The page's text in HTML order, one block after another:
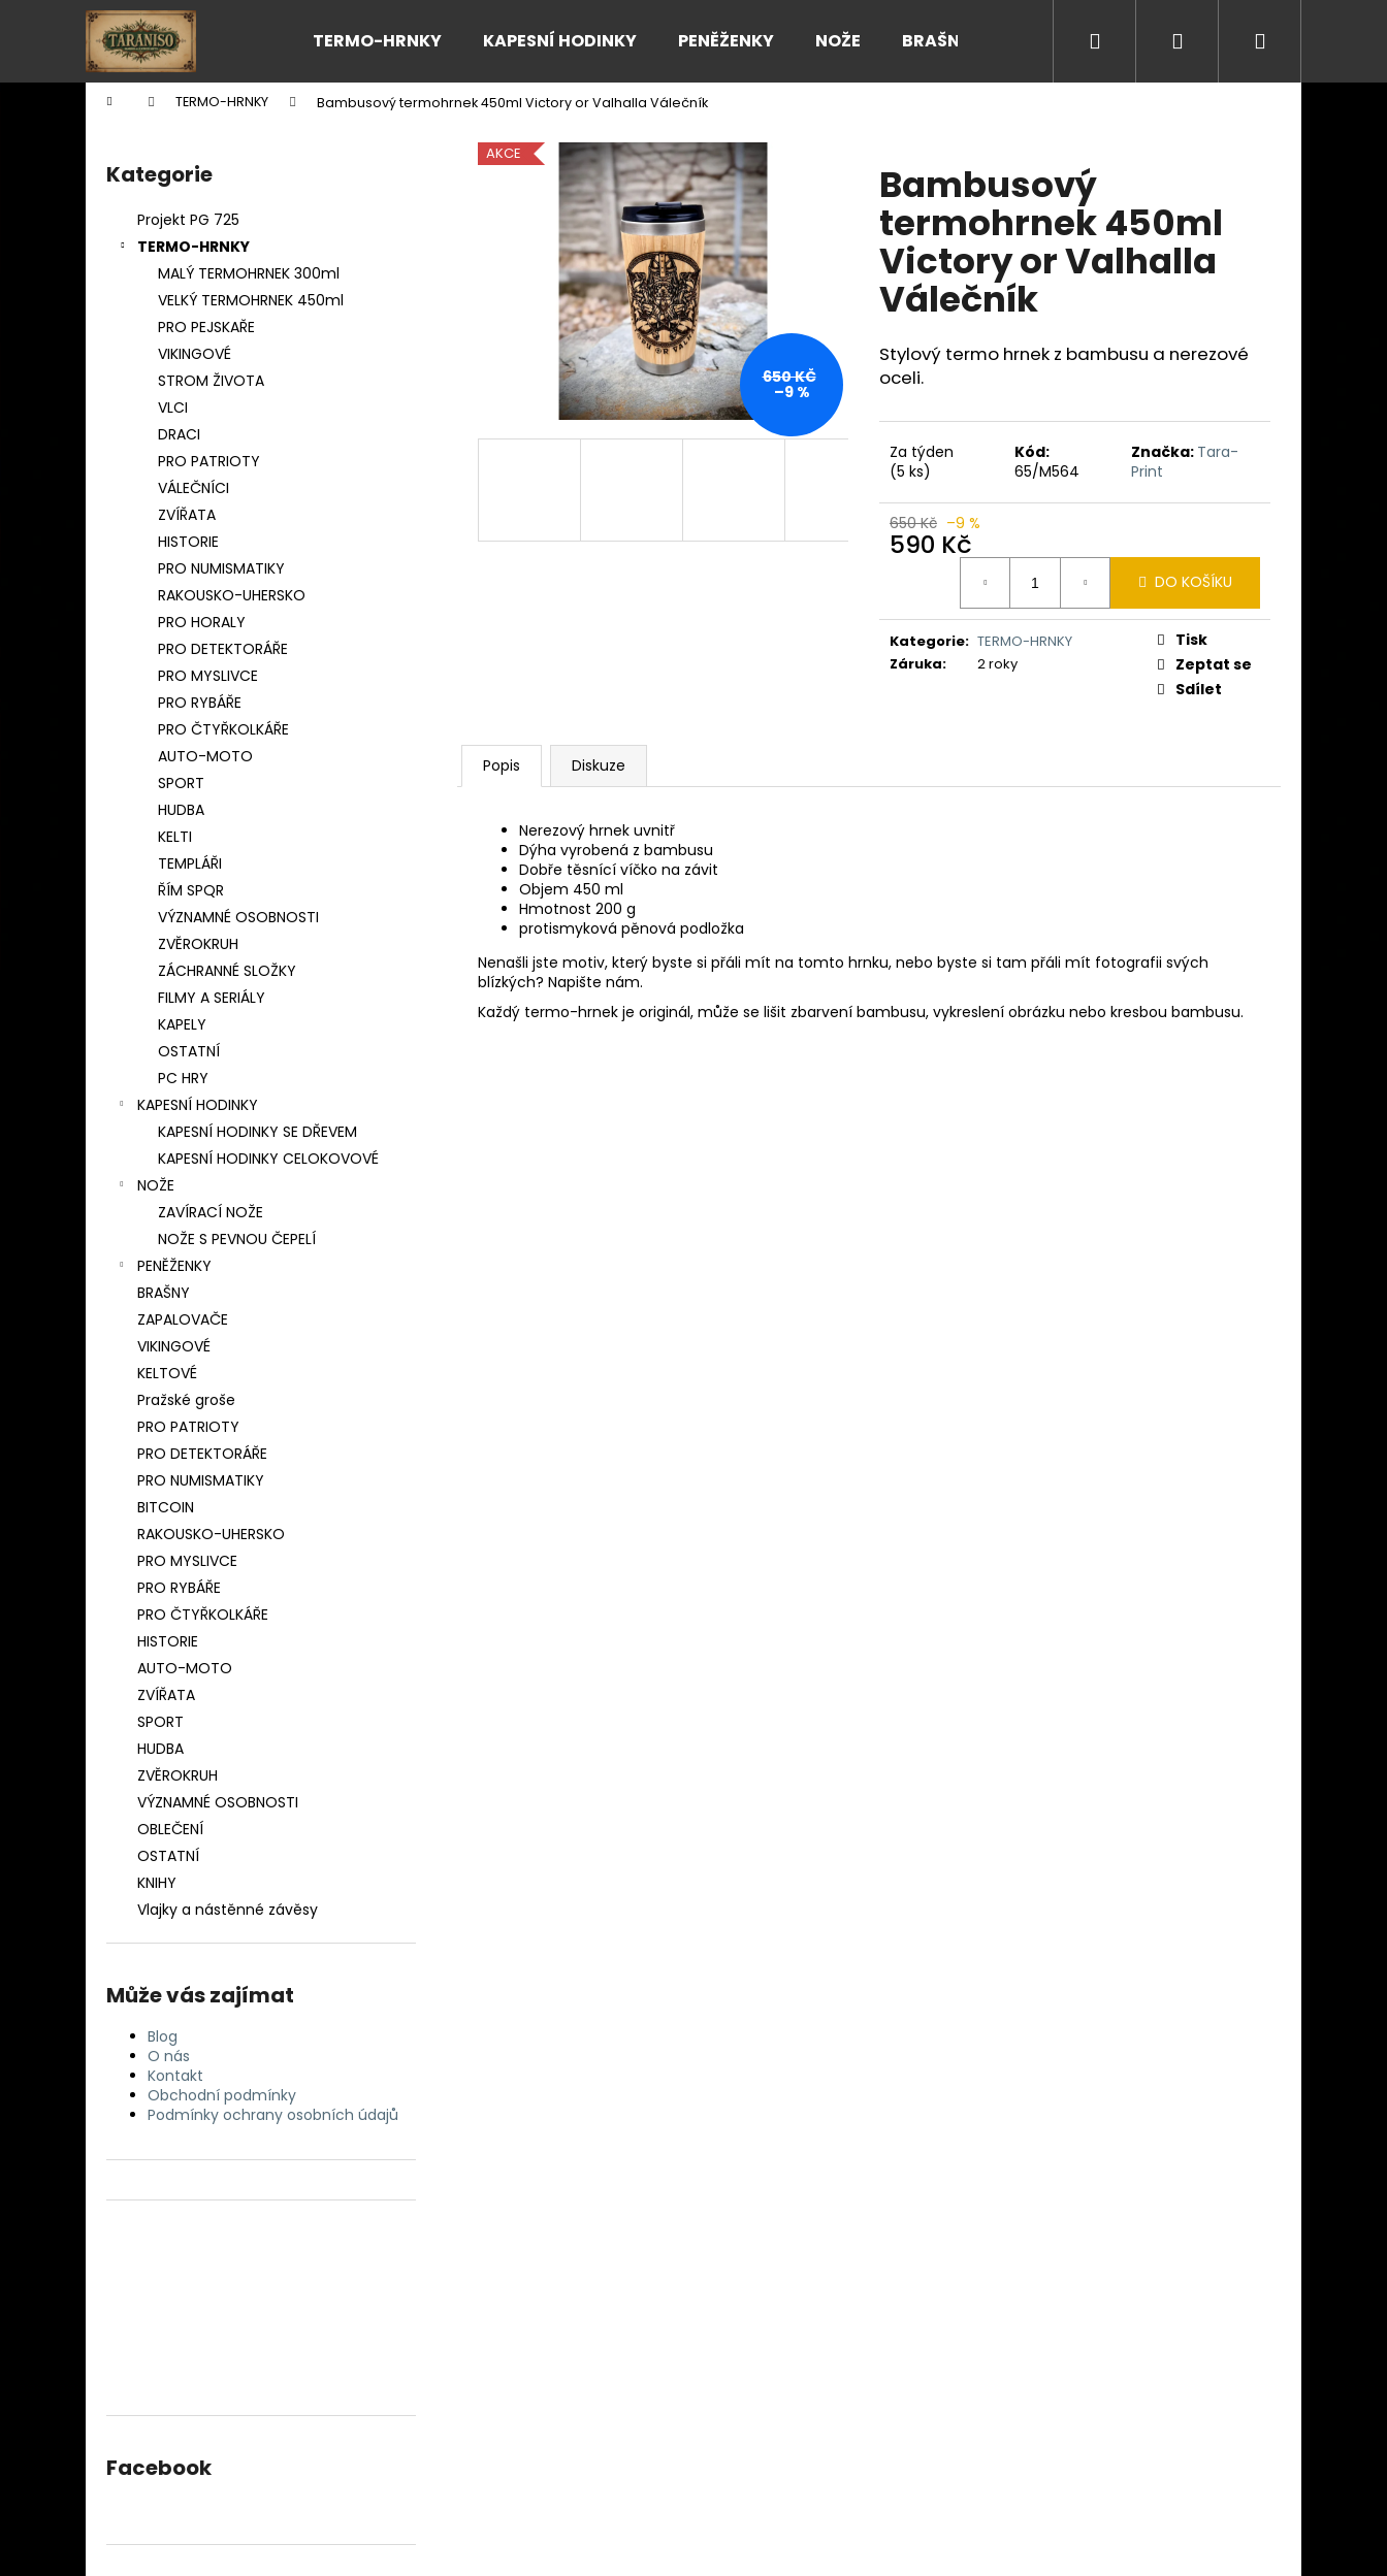
TERMO-HRNKY KAPESNÍ HODINKY PENĚŽENKY NOŽE BRAŠNY Přihlášení
Domů TERMO-HRNKY Bambusový termohrnek 450ml Victory or Valhalla Válečník
Přeskočit
kategorie
Kategorie
Projekt PG 725
TERMO-HRNKY
MALÝ TERMOHRNEK 300ml
VELKÝ TERMOHRNEK 450ml
PRO PEJSKAŘE
VIKINGOVÉ
STROM ŽIVOTA
VLCI
DRACI
PRO PATRIOTY
VÁLEČNÍCI
ZVÍŘATA
HISTORIE
PRO NUMISMATIKY
RAKOUSKO-UHERSKO
PRO HORALY
PRO DETEKTORÁŘE
PRO MYSLIVCE
PRO RYBÁŘE
PRO ČTYŘKOLKÁŘE
AUTO-MOTO
SPORT
HUDBA
KELTI
TEMPLÁŘI
ŘÍM SPQR
VÝZNAMNÉ OSOBNOSTI
ZVĚROKRUH
ZÁCHRANNÉ SLOŽKY
FILMY A SERIÁLY
KAPELY
OSTATNÍ
PC HRY
KAPESNÍ HODINKY
KAPESNÍ HODINKY SE DŘEVEM
KAPESNÍ HODINKY CELOKOVOVÉ
NOŽE
ZAVÍRACÍ NOŽE
NOŽE S PEVNOU ČEPELÍ
PENĚŽENKY
BRAŠNY
ZAPALOVAČE
VIKINGOVÉ
KELTOVÉ
Pražské groše
PRO PATRIOTY
PRO DETEKTORÁŘE
PRO NUMISMATIKY
BITCOIN
RAKOUSKO-UHERSKO
PRO MYSLIVCE
PRO RYBÁŘE
PRO ČTYŘKOLKÁŘE
HISTORIE
AUTO-MOTO
ZVÍŘATA
SPORT
HUDBA
ZVĚROKRUH
VÝZNAMNÉ OSOBNOSTI
OBLEČENÍ
OSTATNÍ
KNIHY
Vlajky a nástěnné závěsy
Může vás zajímat
Blog
O nás
Kontakt
Obchodní podmínky
Podmínky ochrany osobních údajů
Facebook
Bambusový
termohrnek 450ml
Victory or Valhalla
Válečník
Stylový termo hrnek z bambusu a nerezové
oceli.
Za týden
(5 ks)
Kód:
65/M564
Značka: Tara-
Print
650 Kč –9 %
590 Kč
DO KOŠÍKU
Kategorie: TERMO-HRNKY
Záruka: 2 roky
Tisk
Zeptat se
Sdílet
AKCE
650 KČ
–9 %
Popis Diskuze
Nerezový hrnek uvnitř
Dýha vyrobená z bambusu
Dobře těsnící víčko na závit
Objem 450 ml
Hmotnost 200 g
protismyková pěnová podložka
Nenašli jste motiv, který byste si přáli mít na tomto hrnku, nebo byste si tam přáli mít fotografii svých
blízkých? Napište nám.
Každý termo-hrnek je originál, může se lišit zbarvení bambusu, vykreslení obrázku nebo kresbou bambusu.
í
Zpět
do
Zpět
do
Co potřebujete najít?
HLEDAT
Doporučujeme
BAMBUSOVÝ TERMOHRNEK 450ML
ČESKÝ LEV
590 Kč
KAPESNÍ HODINKY (CIBULE) ČESKÝ LEV II
490 Kč